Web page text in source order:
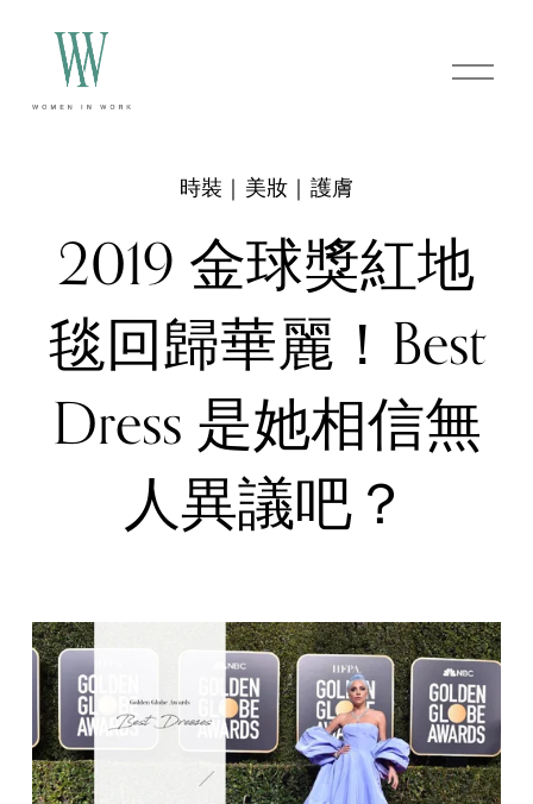
O
p
2019 金球獎紅地
毯回歸華麗！Best
Dress 是她相信無
人異議吧？
時裝｜美妝｜護膚